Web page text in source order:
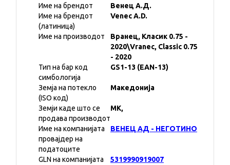
Име на брендот
Венец А.Д.
Име на брендот
(латиница)
Venec A.D.
Име на производот
Вранец, Класик 0.75 -
2020\Vranec, Classic 0.75
- 2020
Тип на бар код
симбологија
GS1-13 (EAN-13)
Земја на потекло
(ISO код)
Македонија
Земји каде што се
продава производот
MK,
Име на компанијата
провајдер на
податоците
ВЕНЕЦ АД - НЕГОТИНО
GLN на компанијата
5319990919007